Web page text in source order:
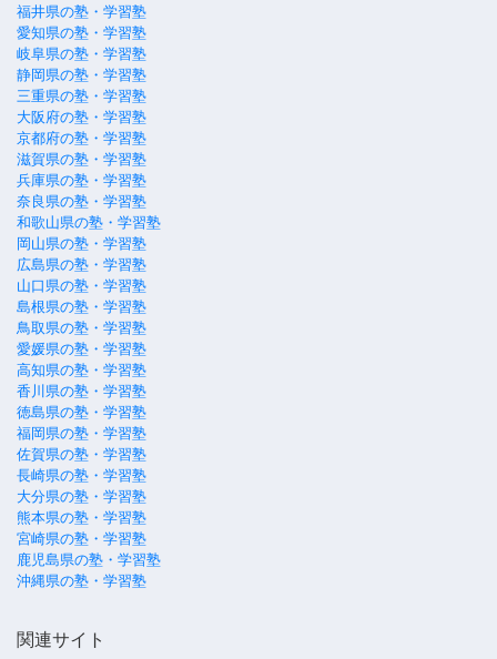
福井県の塾・学習塾
愛知県の塾・学習塾
岐阜県の塾・学習塾
静岡県の塾・学習塾
三重県の塾・学習塾
大阪府の塾・学習塾
京都府の塾・学習塾
滋賀県の塾・学習塾
兵庫県の塾・学習塾
奈良県の塾・学習塾
和歌山県の塾・学習塾
岡山県の塾・学習塾
広島県の塾・学習塾
山口県の塾・学習塾
島根県の塾・学習塾
鳥取県の塾・学習塾
愛媛県の塾・学習塾
高知県の塾・学習塾
香川県の塾・学習塾
徳島県の塾・学習塾
福岡県の塾・学習塾
佐賀県の塾・学習塾
長崎県の塾・学習塾
大分県の塾・学習塾
熊本県の塾・学習塾
宮崎県の塾・学習塾
鹿児島県の塾・学習塾
沖縄県の塾・学習塾
関連サイト